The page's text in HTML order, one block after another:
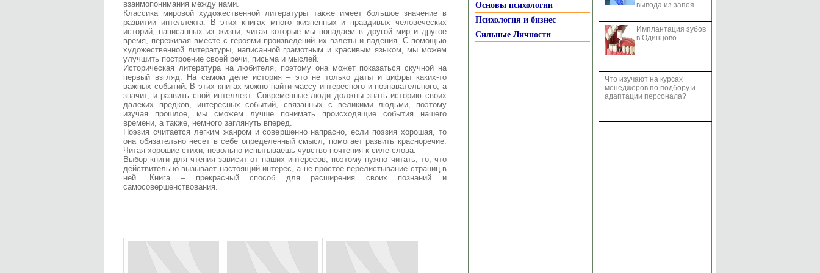
взаимопонимания между нами.
Классика мировой художественной литературы также имеет большое значение в
развитии интеллекта. В этих книгах много жизненных и правдивых человеческих
историй, написанных из жизни, читая которые мы попадаем в другой мир и другое
время, переживая вместе с героями произведений их взлеты и падения. С помощью
художественной литературы, написанной грамотным и красивым языком, мы можем
улучшить построение своей речи, письма и мыслей.
Историческая литература на любителя, поэтому она может показаться скучной на
первый взгляд. На самом деле история – это не только даты и цифры каких-то
важных событий. В этих книгах можно найти массу интересного и познавательного, а
значит, и развить свой интеллект. Современные люди должны знать историю своих
далеких предков, интересных событий, связанных с великими людьми, поэтому
изучая прошлое, мы сможем лучше понимать происходящие события нашего
времени, а также, немного заглянуть вперед.
Поэзия считается легким жанром и совершенно напрасно, если поэзия хорошая, то
она обязательно несет в себе определенный смысл, помогает развить красноречие.
Читая хорошие стихи, невольно испытываешь чувство почтения к силе слова.
Выбор книги для чтения зависит от наших интересов, поэтому нужно читать, то, что
действительно вызывает настоящий интерес, а не простое перелистывание страниц в
ней. Книга – прекрасный способ для расширения своих познаний и
самосовершенствования.
Основы психологии
Психология и бизнес
Сильные Личности
вывода из запоя
Имплантация зубов
в Одинцово
Что изучают на курсах
менеджеров по подбору и
адаптации персонала?